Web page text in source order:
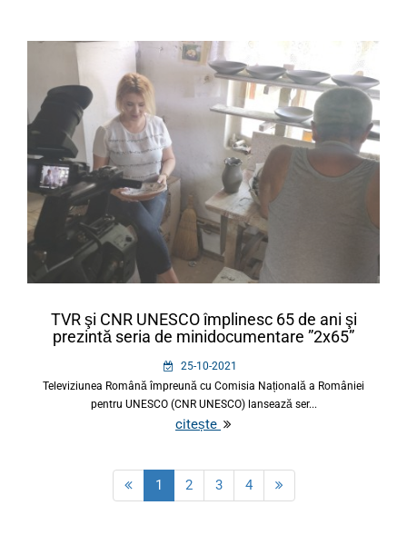
TVR şi CNR UNESCO împlinesc 65 de ani şi
prezintă seria de minidocumentare ”2x65”
25-10-2021
Televiziunea Română împreună cu Comisia Națională a României
pentru UNESCO (CNR UNESCO) lansează ser...
citește
1 2 3 4